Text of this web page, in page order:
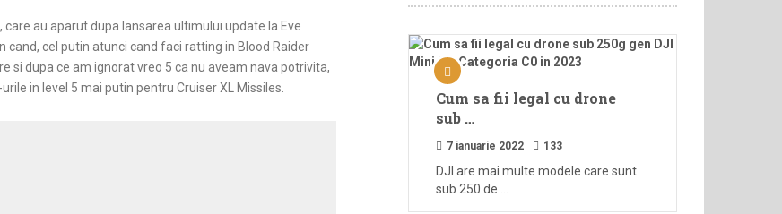
au aparut dupa lansarea ultimului update la Eve
cand, cel putin atunci cand faci ratting in Blood Raider
si dupa ce am ignorat vreo 5 ca nu aveam nava potrivita,
in level 5 mai putin pentru Cruiser XL Missiles.
Cum sa fii legal cu drone
sub …
7 ianuarie 2022 133
DJI are mai multe modele care sunt
sub 250 de …